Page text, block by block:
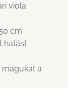
viola
cm
hatást
magukat a